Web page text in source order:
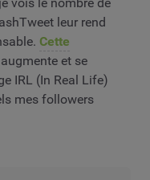
leur rend
Cette
et se
IRL (In Real Life)
mes followers